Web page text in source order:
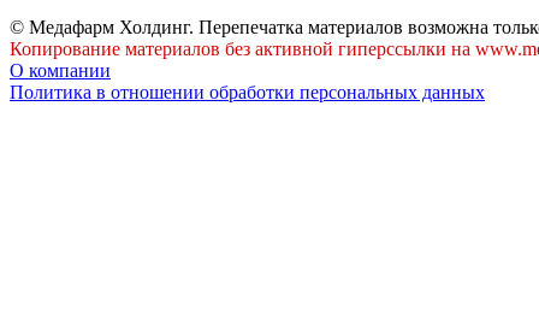
© Медафарм Холдинг. Перепечатка материалов возможна
Копирование материалов без активной гиперссылки на
О компании
Политика в отношении обработки персональных данных